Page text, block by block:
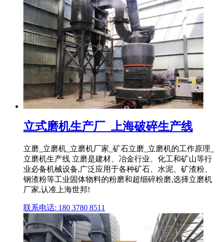
立式磨机生产厂_上海破碎生产线
立磨_立磨机_立磨机厂家_矿石立磨_立磨机的工作原理_
立磨机生产线 立磨是建材、冶金行业、化工和矿山等行
业必备机械设备,广泛应用于各种矿石、水泥、矿渣粉、
钢渣粉等工业固体物料的粉磨和超细碎粉磨,选择立磨机
厂家,认准上海世邦!
联系电话: 180 3780 8511